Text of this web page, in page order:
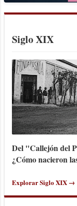
Siglo XIX
Del "Callejón del
¿Cómo nacieron
Explorar Siglo XIX →